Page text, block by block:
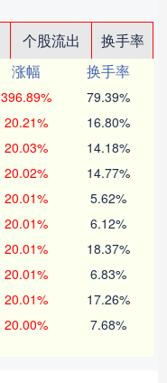
个股流出
换手率
涨幅
换手率
396.89% 79.39%
20.21% 16.80%
20.03% 14.18%
20.02% 14.77%
20.01% 5.62%
20.01% 6.12%
20.01% 18.37%
20.01% 6.83%
20.01% 17.26%
20.00% 7.68%